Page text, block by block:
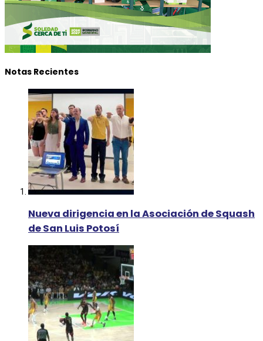
Notas Recientes
Nueva dirigencia en la Asociación de Squash
de San Luis Potosí